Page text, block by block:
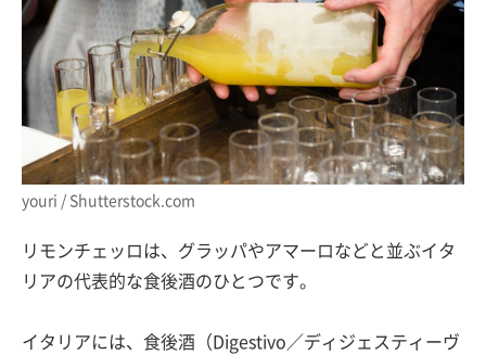
youri / Shutterstock.com
リモンチェッロは、グラッパやアマーロなどと並ぶイタ
リアの代表的な食後酒のひとつです。
イタリアには、食後酒（Digestivo／ディジェスティーヴ